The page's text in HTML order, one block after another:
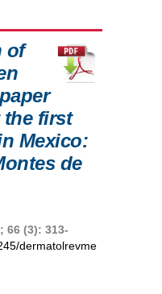
of
the first
Mexico:
de
66 (3): 313-
dermatolrevme